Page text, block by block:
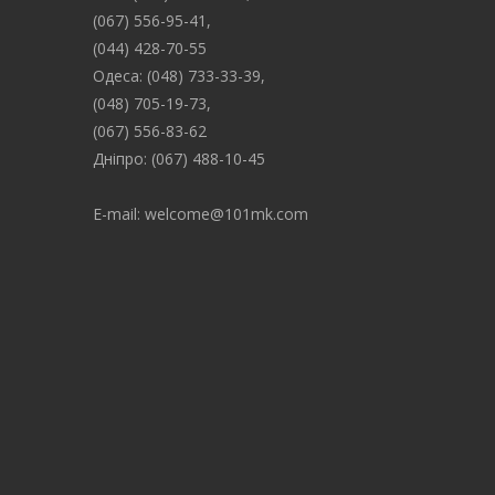
(067) 556-95-41,
(044) 428-70-55
Одеса: (048) 733-33-39,
(048) 705-19-73,
(067) 556-83-62
Дніпро: (067) 488-10-45
E-mail: welcome@101mk.com